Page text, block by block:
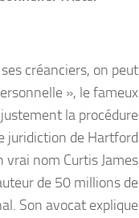
créanciers, on peut
», le fameux
la procédure
juridiction de Hartford
vrai nom Curtis James
de 50 millions de
Son avocat explique